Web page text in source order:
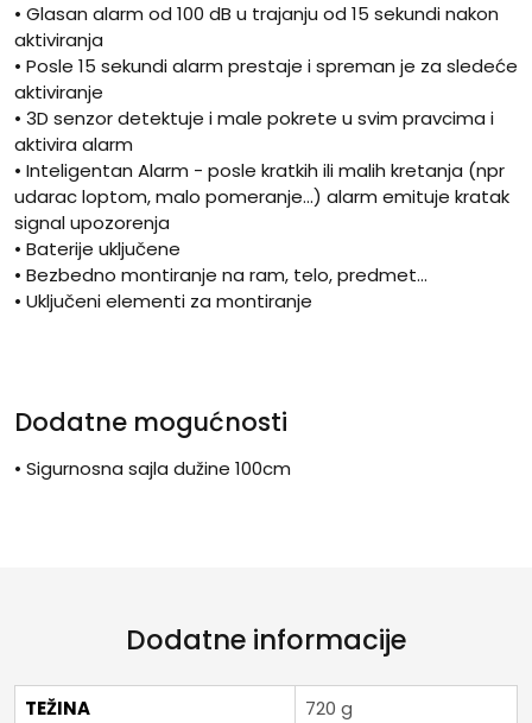
• Glasan alarm od 100 dB u trajanju od 15 sekundi nakon
aktiviranja
• Posle 15 sekundi alarm prestaje i spreman je za sledeće
aktiviranje
• 3D senzor detektuje i male pokrete u svim pravcima i
aktivira alarm
• Inteligentan Alarm - posle kratkih ili malih kretanja (npr
udarac loptom, malo pomeranje...) alarm emituje kratak
signal upozorenja
• Baterije uključene
• Bezbedno montiranje na ram, telo, predmet...
• Uključeni elementi za montiranje
Dodatne mogućnosti
• Sigurnosna sajla dužine 100cm
Dodatne informacije
TEŽINA 720 g